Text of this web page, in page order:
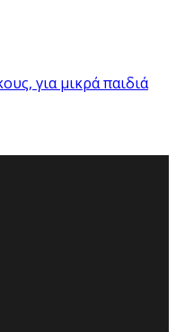
για μικρά παιδιά